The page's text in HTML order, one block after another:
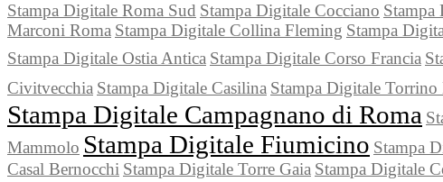
Stampa Digitale Roma Sud Stampa Digitale Cocciano
Marconi Roma Stampa Digitale Collina Fleming Stampa
Stampa Digitale Ostia Antica Stampa Digitale Corso Francia
Civitvecchia Stampa Digitale Casilina Stampa Digitale Torrino
Stampa Digitale Campagnano di Roma
Mammolo Stampa Digitale Fiumicino Stampa
Casal Bernocchi Stampa Digitale Torre Gaia Stampa Digitale